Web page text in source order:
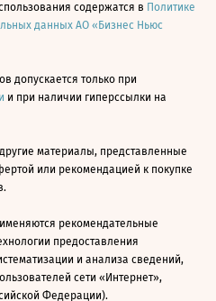
содержатся в Политике
данных АО «Бизнес Ньюс
допускается только при
и при наличии гиперссылки на
материалы, представленные
или рекомендацией к покупке
рекомендательные
предоставления
и анализа сведений,
сети «Интернет»,
Федерации).